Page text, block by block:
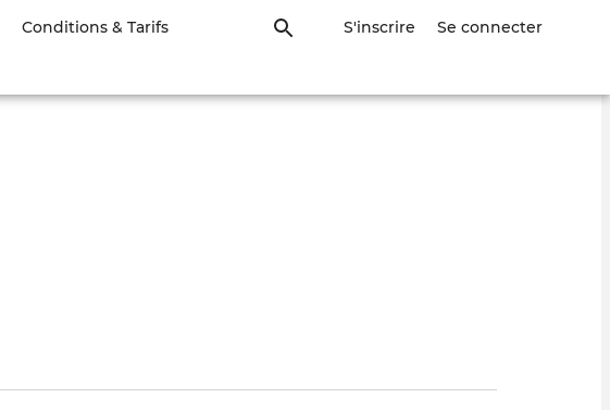
S'inscrire Se connecter
Conditions & Tarifs